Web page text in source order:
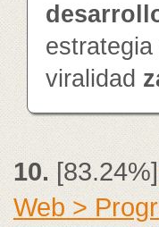
de
estrategia
viralidad
10.
Web >